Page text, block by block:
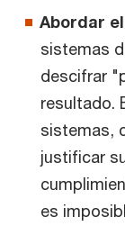
Abordar
sistemas
descifrar
resultado.
sistemas,
justificar
es